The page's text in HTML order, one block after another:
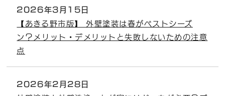
2026年3月15日
【あきる野市版】 外壁塗装は春がベストシーズ
ン？メリット・デメリットと失敗しないための注意
点
2026年2月28日